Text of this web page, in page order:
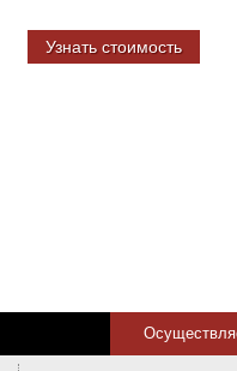
Узнать стоимость